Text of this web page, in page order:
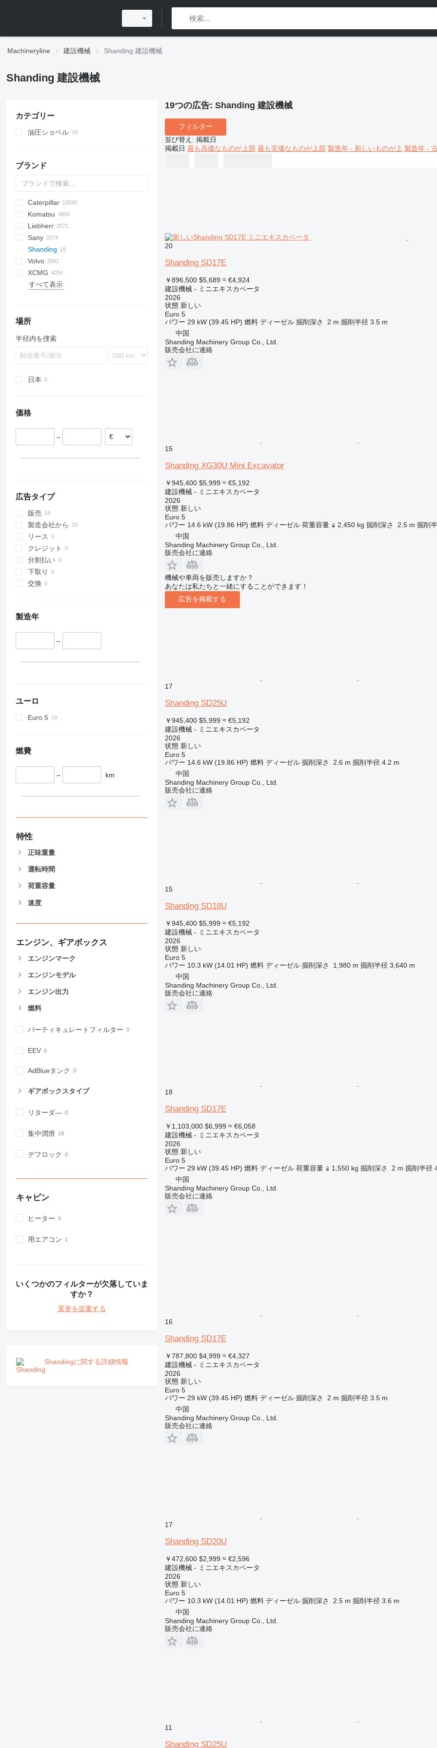
Machineryline 建設機械 Shanding 建設機械
Shanding 建設機械
カテゴリー
油圧ショベル
ブランド
Titan
AL
AS
AZ
SP
SR
SV
AX
X-Series
AFW
AP
ASC
AV
RAMMAX
HD
FlexiROC
ROC
SmartROC
1304
1404
1604
AR
MH
W series
400 - series
500 - series
700 - series
BC
BF
BM
BP
BT
BVP
BW
MPH
BG
RG
BB
DTV
SF
TW
553
753
A series
E series
S series
T series
GSH
Leonardo
AHK
K-series
PC
CK
3.5
B-series
C-series
450
570
580
590
621
695
721
770
CX
SR
SV
W-series
Caterpillar
12H
12M
120
140
160
226
236
302
303
304
305
314
317
319
320
321
322
323
324
325
329
340
374
390
826
906
907
910
924
928
930
950
955
966
973
982
990
992
CS
E-series
GC
MH
CM
Scorpion
Torion
MC
BlockKing
MobKing
30
60
100
CF
LF
Mega
D-series
RH
AC
CC
DF
DK
DX
F-series
JCPT
JT
R-series
Framax
Frami
DH
DL
DX
TD
CA
CC
CP
CS
F series
LP
PL
R-series
AirROC
W-series
ER
Compact
Turbomix
ATF
F-series
RTF
FL
EX
FD
FH
FR
W-series
Cargo
FS
F-series
MHL
HCR
HRE
EK
R-series
RT
SL
AWP
GR
GS
S series
Z series
D-series
G2200
G2300
G2700
G5000
V-series
GT
XL
GMK
RT
TMS
D-series
BG
3307
3412
DV
GRW
H-series
HC
HD
Compact
H-series
HA
HT
Optimum
Star
HMK
700
LL
EX
KH
ZW
ZX
Zaxis
SCX
C-series
H-series
A-series
FS
K-series
ZL
HL-series
HW-series
HX-series
R-series
Robex
HBR
Daily
EuroCargo
Eurotrakker
Trakker
YF
DD
SD
ELF
IT
1CX
2CX
3CX
3DX
4CX
5CX
16C-1
220X
225
403
406
437
8008
8025
8026
8030
8035
CT
JS
JZ
S-Series
Vibromax
10
340AJ
450
460
520
600
660
1250
1350
1930
1932
4069
Liftlux
R-series
Toucan
CT
HT
KV
SPX
410
PM
KR
NK
KR
KM
7055
7150
CKE
RK
SK
Komatsu
D series
GD
PC
PW
SK
WA
5035
5050
5065
5075
Allrad
KL
KMK
A-series
GL-series
K-series
KH-series
KX-series
M-series
A-series
AR
AS
MT
SR
SS
Liebherr
A-series
HS
K-Series
L-series
LB
LTC
LTF
LTM
LTR
SL
HTC
RTC
836
855
856
920E
922
CLG
LG
LTC
ZL
GRIL
CDM
LG
FR
LE
TGA
TGL
TGM
TGS
MP
Madpatcher
MC
DS
ES
HR
AETJ
ATJ
MT
TJ
VJR
XE
MI
Parma
MW
6
8
12
714
AS
A-series
Actros
Antos
Arocs
Atego
Axor
DBM
TF
Canter
VA
AL
B-series
D-series
E-series
L-series
LB
120
HR
N-series
Cabstar
NT
NM
F-series
L-series
MH
RH
Snake
H-series
S151-19E
ATT
SK
Spider 18.90 Pro
GTMR
H-series
HD
IGO
MC
BSA
M-series
SP
MR
RW
C-series
K-series
Kerax
Master
Maxity
XN
R-series
RX
E-Series
ER
L-Series
LG
655
656
816
919
920
TS
SE
Commando
DI
DP
DX
Dino
Sany
HBT
QY
SAC
SAP
P-series
R-series
SP
1622
2024
2028
2430
8620 T
SL
613
630
730
818
5500
S series
F3000
M3000
Shanding
SD
SD
SE
SJ
A-series
S-series
R312
SF
SM
1265
SK
HA
LS
SH
SWE
SWL
FR85
ATF
ATF
GR
GT
TB
TL
815
T-series
A-series
AC
RC
CF
300F
URW
D-series
S-series
T-series
W
Volvo
BL
BLC
EW
EWR
FL
FM
AB
MT
6003
BS
RD
RT
WL
DPU
ET
CR
SRV
1140
1160
4080
T-series
WG
AR
AW
KMA
SP
XCMG
GR
QY
RP
WZ
XC
XS
B-series
ZM
ZL
HBT
ZS
ZT
H
すべて表示
場所
半径内を捜索
日本
価格
–
広告タイプ
販売
製造会社から
リース
クレジット
分割払い
下取り
交換
製造年
–
ユーロ
Euro 5
燃費
– km
特性
正味重量
運転時間
荷重容量
速度
エンジン、ギアボックス
エンジンマーク
エンジンモデル
エンジン出力
燃料
パーティキュレートフィルター
EEV
AdBlueタンク
ギアボックスタイプ
リターダ―
集中潤滑
デフロック
キャビン
ヒーター
用エアコン
いくつかのフィルターが欠落していま
すか？
変更を提案する
Shandingに関する詳細情報
19つの広告: Shanding 建設機械
フィルター
並び替え : 掲載日
掲載日 最も高価なものが上部 最も安価なものが上部 製造年 - 新しいものが上 製造年 -
20
Shanding SD17E
￥896,500 $5,689 ≈ €4,924
建設機械 - ミニエキスカベータ
2026
状態新しい
Euro 5
パワー 29 kW (39.45 HP) 燃料 ディーゼル 掘削深さ 2 m 掘削半径 3.5 m
中国
Shanding Machinery Group Co., Ltd.
販売会社に連絡
15
Shanding XG30U Mini Excavator
￥945,400 $5,999 ≈ €5,192
建設機械 - ミニエキスカベータ
2026
状態新しい
Euro 5
パワー 14.6 kW (19.86 HP) 燃料 ディーゼル 荷重容量 2,450 kg 掘削深さ 2.5 m 掘削
中国
Shanding Machinery Group Co., Ltd.
販売会社に連絡
機械や車両を販売しますか？
あなたは私たちと一緒にすることができます！
広告を掲載する
17
Shanding SD25U
￥945,400 $5,999 ≈ €5,192
建設機械 - ミニエキスカベータ
2026
状態新しい
Euro 5
パワー 14.6 kW (19.86 HP) 燃料 ディーゼル 掘削深さ 2.6 m 掘削半径 4.2 m
中国
Shanding Machinery Group Co., Ltd.
販売会社に連絡
15
Shanding SD18U
￥945,400 $5,999 ≈ €5,192
建設機械 - ミニエキスカベータ
2026
状態新しい
Euro 5
パワー 10.3 kW (14.01 HP) 燃料 ディーゼル 掘削深さ 1,980 m 掘削半径 3,640 m
中国
Shanding Machinery Group Co., Ltd.
販売会社に連絡
18
Shanding SD17E
￥1,103,000 $6,999 ≈ €6,058
建設機械 - ミニエキスカベータ
2026
状態新しい
Euro 5
パワー 29 kW (39.45 HP) 燃料 ディーゼル 荷重容量 1,550 kg 掘削深さ 2 m 掘削半径
中国
Shanding Machinery Group Co., Ltd.
販売会社に連絡
16
Shanding SD17E
￥787,800 $4,999 ≈ €4,327
建設機械 - ミニエキスカベータ
2026
状態新しい
Euro 5
パワー 29 kW (39.45 HP) 燃料 ディーゼル 掘削深さ 2 m 掘削半径 3.5 m
中国
Shanding Machinery Group Co., Ltd.
販売会社に連絡
17
Shanding SD20U
￥472,600 $2,999 ≈ €2,596
建設機械 - ミニエキスカベータ
2026
状態新しい
Euro 5
パワー 10.3 kW (14.01 HP) 燃料 ディーゼル 掘削深さ 2.5 m 掘削半径 3.6 m
中国
Shanding Machinery Group Co., Ltd.
販売会社に連絡
11
Shanding SD25U